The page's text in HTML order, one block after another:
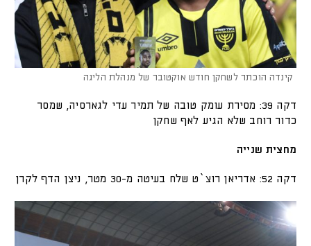
קינדה הוכתר לשחקן חודש אוקטובר של מנהלת הליגה
דקה 39: מסירת עומק טובה של תמיר עדי לגארסיה, שמסר
כדור רוחב שלא הגיע לאף שחקן
מחצית שנייה
דקה 52: אדריאן רוצ`ט שלח בעיטה מ-30 מטר, ניצן הדף לקרן